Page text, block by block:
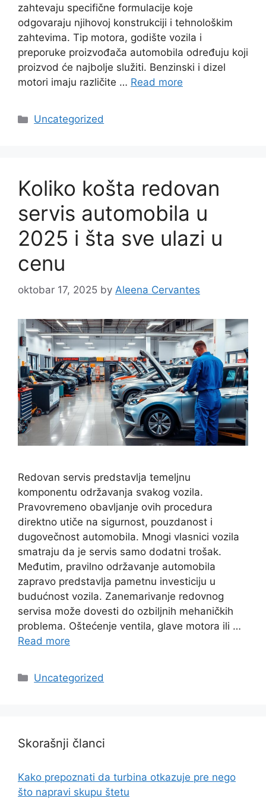
zahtevaju specifične formulacije koje
odgovaraju njihovoj konstrukciji i tehnološkim
zahtevima. Tip motora, godište vozila i
preporuke proizvođača automobila određuju koji
proizvod će najbolje služiti. Benzinski i dizel
motori imaju različite … Read more
Categories
Uncategorized
Koliko košta redovan
servis automobila u
2025 i šta sve ulazi u
cenu
oktobar 17, 2025 by Aleena Cervantes
Redovan servis predstavlja temeljnu
komponentu održavanja svakog vozila.
Pravovremeno obavljanje ovih procedura
direktno utiče na sigurnost, pouzdanost i
dugovečnost automobila. Mnogi vlasnici vozila
smatraju da je servis samo dodatni trošak.
Međutim, pravilno održavanje automobila
zapravo predstavlja pametnu investiciju u
budućnost vozila. Zanemarivanje redovnog
servisa može dovesti do ozbiljnih mehaničkih
problema. Oštećenje ventila, glave motora ili …
Read more
Categories
Uncategorized
Skorašnji članci
Kako prepoznati da turbina otkazuje pre nego
što napravi skupu štetu